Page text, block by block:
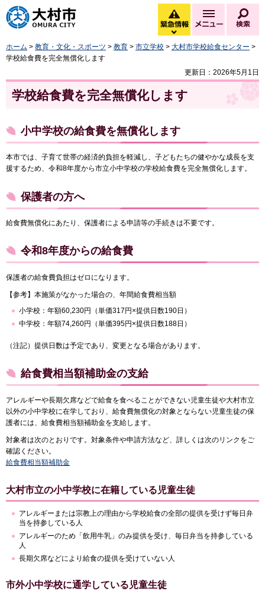
大村市
緊急情報
緊急情報を開く
メニュー
ホーム > 教育・文化・スポーツ > 教育 > 市立学校 > 大村市学校給食センター >
学校給食費を完全無償化します
更新日：2026年5月1日
学校給食費を完全無償化します
小中学校の給食費を無償化します
本市では、子育て世帯の経済的負担を軽減し、子どもたちの健やかな成長を支
援するため、令和8年度から市立小中学校の学校給食費を完全無償化します。
保護者の方へ
給食費無償化にあたり、保護者による申請等の手続きは不要です。
令和8年度からの給食費
保護者の給食費負担はゼロになります。
【参考】本施策がなかった場合の、年間給食費相当額
小学校：年額60,230円（単価317円×提供日数190日）
中学校：年額74,260円（単価395円×提供日数188日）
（注記）提供日数は予定であり、変更となる場合があります。
給食費相当額補助金の支給
アレルギーや長期欠席などで給食を食べることができない児童生徒や大村市立
以外の小中学校に在学しており、給食費無償化の対象とならない児童生徒の保
護者には、給食費相当額補助金を支給します。
対象者は次のとおりです。対象条件や申請方法など、詳しくは次のリンクをご
確認ください。
給食費相当額補助金
大村市立の小中学校に在籍している児童生徒
アレルギーまたは宗教上の理由から学校給食の全部の提供を受けず毎日弁
当を持参している人
アレルギーのため「飲用牛乳」のみ提供を受け、毎日弁当を持参している
人
長期欠席などにより給食の提供を受けていない人
市外小中学校に通学している児童生徒